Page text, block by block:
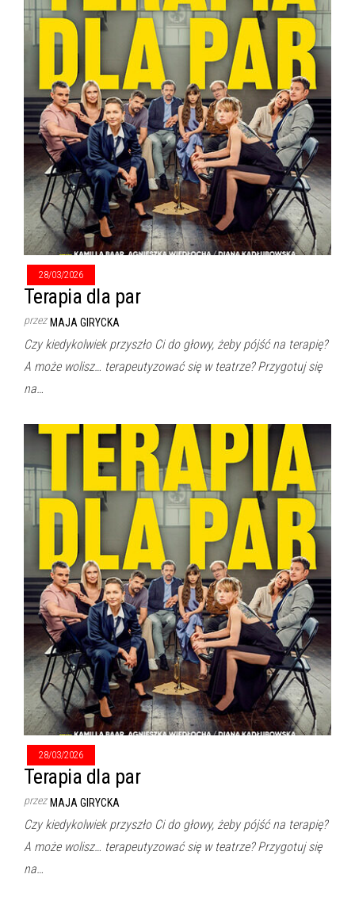
28/03/2026
Terapia dla par
przez MAJA GIRYCKA
Czy kiedykolwiek przyszło Ci do głowy, żeby pójść na terapię?
A może wolisz… terapeutyzować się w teatrze? Przygotuj się
na…
28/03/2026
Terapia dla par
przez MAJA GIRYCKA
Czy kiedykolwiek przyszło Ci do głowy, żeby pójść na terapię?
A może wolisz… terapeutyzować się w teatrze? Przygotuj się
na…